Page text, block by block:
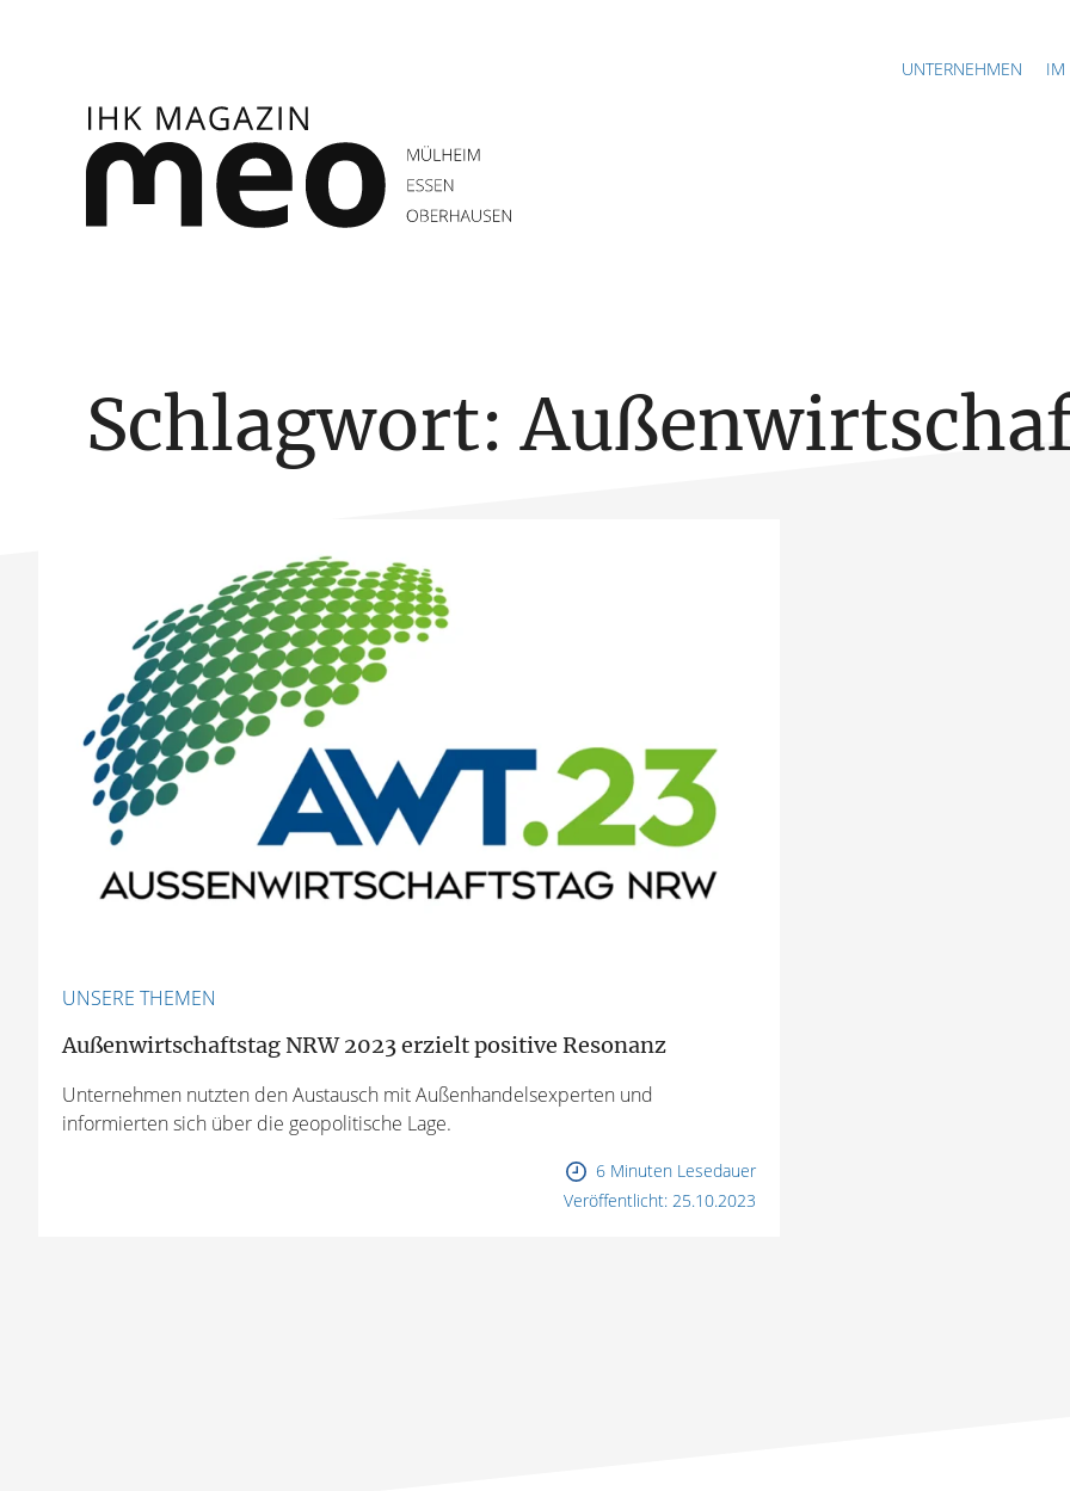
UNTERNEHMEN IM
Schlagwort:
UNSERE THEMEN
Außenwirtschaftstag NRW 2023 erzielt positive Resonanz
Unternehmen nutzten den Austausch mit Außenhandelsexperten und
informierten sich über die geopolitische Lage.
6 Minuten Lesedauer
Veröffentlicht: 25.10.2023